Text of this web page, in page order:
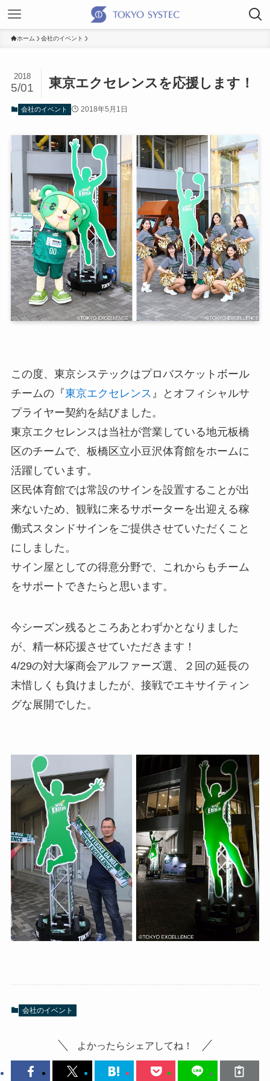
ホーム 会社のイベント
東京エクセレンスを応援します！
2018
5/01
会社のイベント 2018年5月1日
この度、東京システックはプロバスケットボール
チームの『東京エクセレンス 』とオフィシャルサ
プライヤー契約を結びました。
東京エクセレンスは当社が営業している地元板橋
区のチームで、板橋区立小豆沢体育館をホームに
活躍しています。
区民体育館では常設のサインを設置することが出
来ないため、観戦に来るサポーターを出迎える稼
働式スタンドサインをご提供させていただくこと
にしました。
サイン屋としての得意分野で、これからもチーム
をサポートできたらと思います。
今シーズン残るところあとわずかとなりました
が、精一杯応援させていただきます！
4/29の対大塚商会アルファーズ選、２回の延長の
末惜しくも負けましたが、接戦でエキサイティン
グな展開でした。
会社のイベント
よかったらシェアしてね！